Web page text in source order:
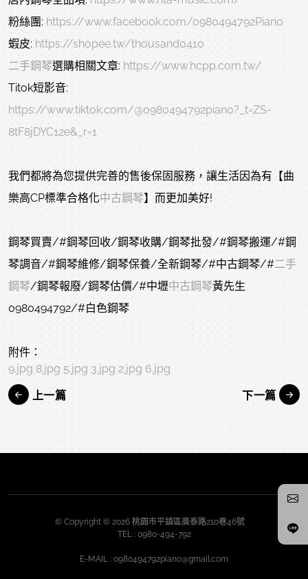
粉絲團: https://www.facebook.com/0980494792Piano
蝦皮: https://shopee.tw/thousand0410
二手鋼琴選購相關文章: https://www.hcpp.com.tw/
Titok短影音:
https://www.tiktok.com/@0980494792piano?_t=ZS-
8tF8jDYC12e&_r=1
我們都將為您提供完善的售後保固服務，讓生活因為有【曲
樂高CP標準合格化中古鋼琴】而更加美好!
鋼琴買賣/#鋼琴回收/鋼琴收購/鋼琴批發/#鋼琴搬運/#鋼
琴調音/#鋼琴維修/鋼琴保養/全新鋼琴/#中古鋼琴/#二手
鋼琴/鋼琴報廢/鋼琴估價/#中壢中古鋼琴黃先生
0980494792/#白色鋼琴
附件：
9.jpg 8.jpg 5.jpg 3.jpg 2.jpg 6.jpg
上一篇 下一篇
© Copyright © 2026 桃園市平鎮區廣泰路210巷46號
TEL : 0980-494-792
E-MAIL : 0980494792piano@gmail.com